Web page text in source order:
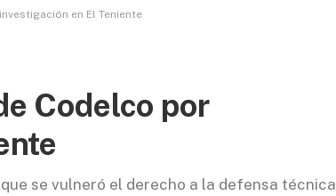
en El Teniente
Codelco por
se vulneró el derecho a la defensa técnica